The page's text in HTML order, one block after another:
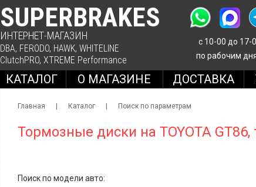
SUPERBRAKES
ИНТЕРНЕТ-МАГАЗИН
DBA, FERODO, HAWK, WHITELINE
ClutchPRO, XTREME Performance
с 10-00 до 17-
по рабочим
КАТАЛОГ О МАГАЗИНЕ ДОСТАВКА
Главная Каталог Поиск по параметрам
Тормозные диски на TOYOTA
Поиск по модели авто: